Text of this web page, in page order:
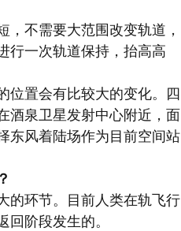
不需要大范围改变轨道，
行一次轨道保持，抬高高
置会有比较大的变化。四
酒泉卫星发射中心附近，面
东风着陆场作为目前空间站
的环节。目前人类在轨飞行
阶段发生的。